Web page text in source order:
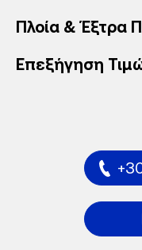
Πλοία & Έξτρα
Επεξήγηση